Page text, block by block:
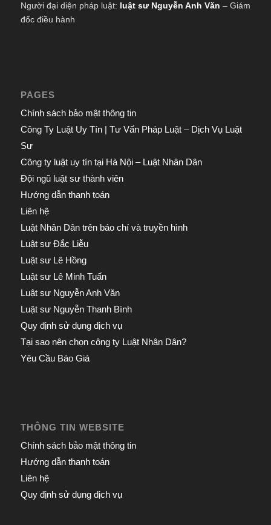
Người đại diện pháp luật: luật sư Nguyễn Anh Văn – Giám
đốc điều hành
PAGES
Chính sách bảo mật thông tin
Công Ty Luật Uy Tín | Tư Vấn Pháp Luật – Dịch Vụ Luật
Sư
Công ty luật uy tín tại Hà Nội – Luật Nhân Dân
Đội ngũ luật sư thành viên
Hướng dẫn thanh toán
Liên hệ
Luật Nhân Dân trên báo chí và truyền hình
Luật sư Đắc Liễu
Luật sư Lê Hồng
Luật sư Lê Minh Tuấn
Luật sư Nguyễn Anh Văn
Luật sư Nguyễn Thanh Bình
Quy định sử dụng dịch vụ
Tại sao nên chọn công ty Luật Nhân Dân?
Yêu Cầu Báo Giá
THÔNG TIN WEBSITE
Chính sách bảo mật thông tin
Hướng dẫn thanh toán
Liên hệ
Quy định sử dụng dịch vụ